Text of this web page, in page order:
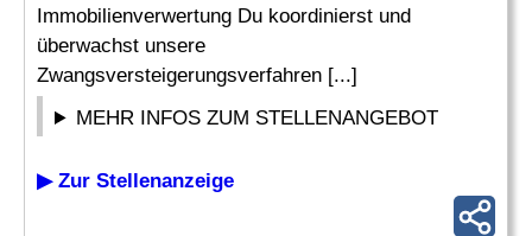
Immobilienverwertung Du koordinierst und
überwachst unsere
Zwangsversteigerungsverfahren [...]
MEHR INFOS ZUM STELLENANGEBOT
▶ Zur Stellenanzeige